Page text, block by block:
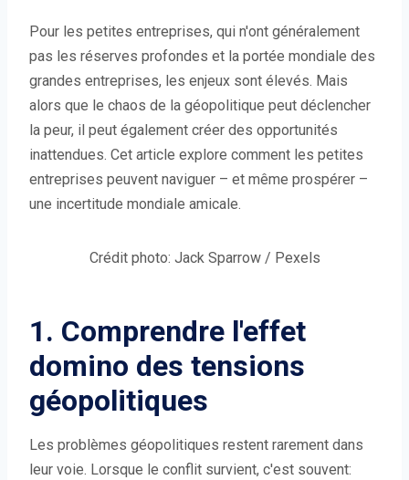
Pour les petites entreprises, qui n'ont généralement
pas les réserves profondes et la portée mondiale des
grandes entreprises, les enjeux sont élevés. Mais
alors que le chaos de la géopolitique peut déclencher
la peur, il peut également créer des opportunités
inattendues. Cet article explore comment les petites
entreprises peuvent naviguer – et même prospérer –
une incertitude mondiale amicale.
Crédit photo: Jack Sparrow / Pexels
1. Comprendre l'effet
domino des tensions
géopolitiques
Les problèmes géopolitiques restent rarement dans
leur voie. Lorsque le conflit survient, c'est souvent: